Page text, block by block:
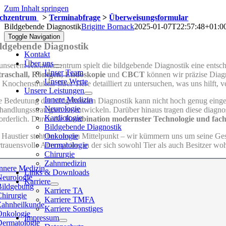
Zum Inhalt springen
>Terminabfrage >Überweisungsformular
Toggle Navigation
Kontakt
Über uns
Unser Team
Unsere Werte
Unsere Leistungen
Innere Medizin
Neurologie
Kardiologie
Bildgebende Diagnostik
Onkologie
Dermatologie
Chirurgie
Zahnmedizin
Links & Downloads
Karriere
Karriere TA
Karriere TMFA
Karriere Sonstiges
Impressum
Bildgebende DiagnostikBrigitte Bornack2025-01-
Diagnostik
Kleintierzentrum spielt die bildgebende Diagnostik eine
Röntgen, Endoskopie undCBCT können wir präzise
Knochenstruktur Ihrer Tiere detailliert zu untersuchen, was uns hilft,
Bedeutung der bildgebenden Diagnostik kann nicht hoch genug
zu entwickeln. Darüber hinaus tragen diese
Durch dieKombination modernster Technologie und
steht bei uns im Mittelpunkt – wir kümmern uns um seine
Atmosphäre, in der sich sowohl Tier als auch Besitzer
Medizin